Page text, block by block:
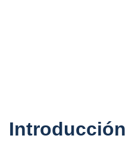
Introducción